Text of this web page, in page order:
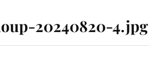
20240820-4.jpg